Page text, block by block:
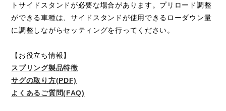
トサイドスタンドが必要な場合があります。プリロード調整
ができる車種は、サイドスタンドが使用できるローダウン量
に調整しながらセッティングを行ってください。
【お役立ち情報】
スプリング製品特徴
サグの取り方(PDF)
よくあるご質問(FAQ)